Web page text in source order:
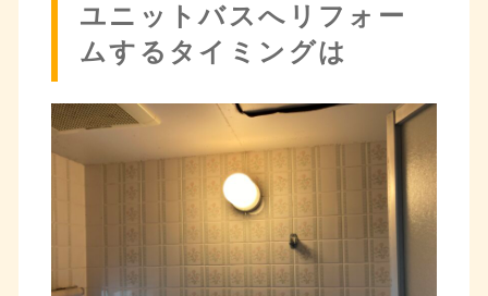
ユニットバスへリフォー
ムするタイミングは